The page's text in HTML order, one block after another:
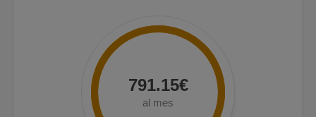
791.15€
al mes